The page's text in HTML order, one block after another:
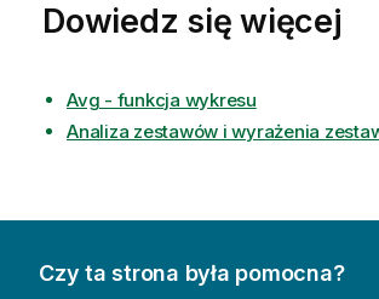
Dowiedz się więcej
Avg - funkcja wykresu
Analiza zestawów i wyrażenia
Czy ta strona była pomocna?